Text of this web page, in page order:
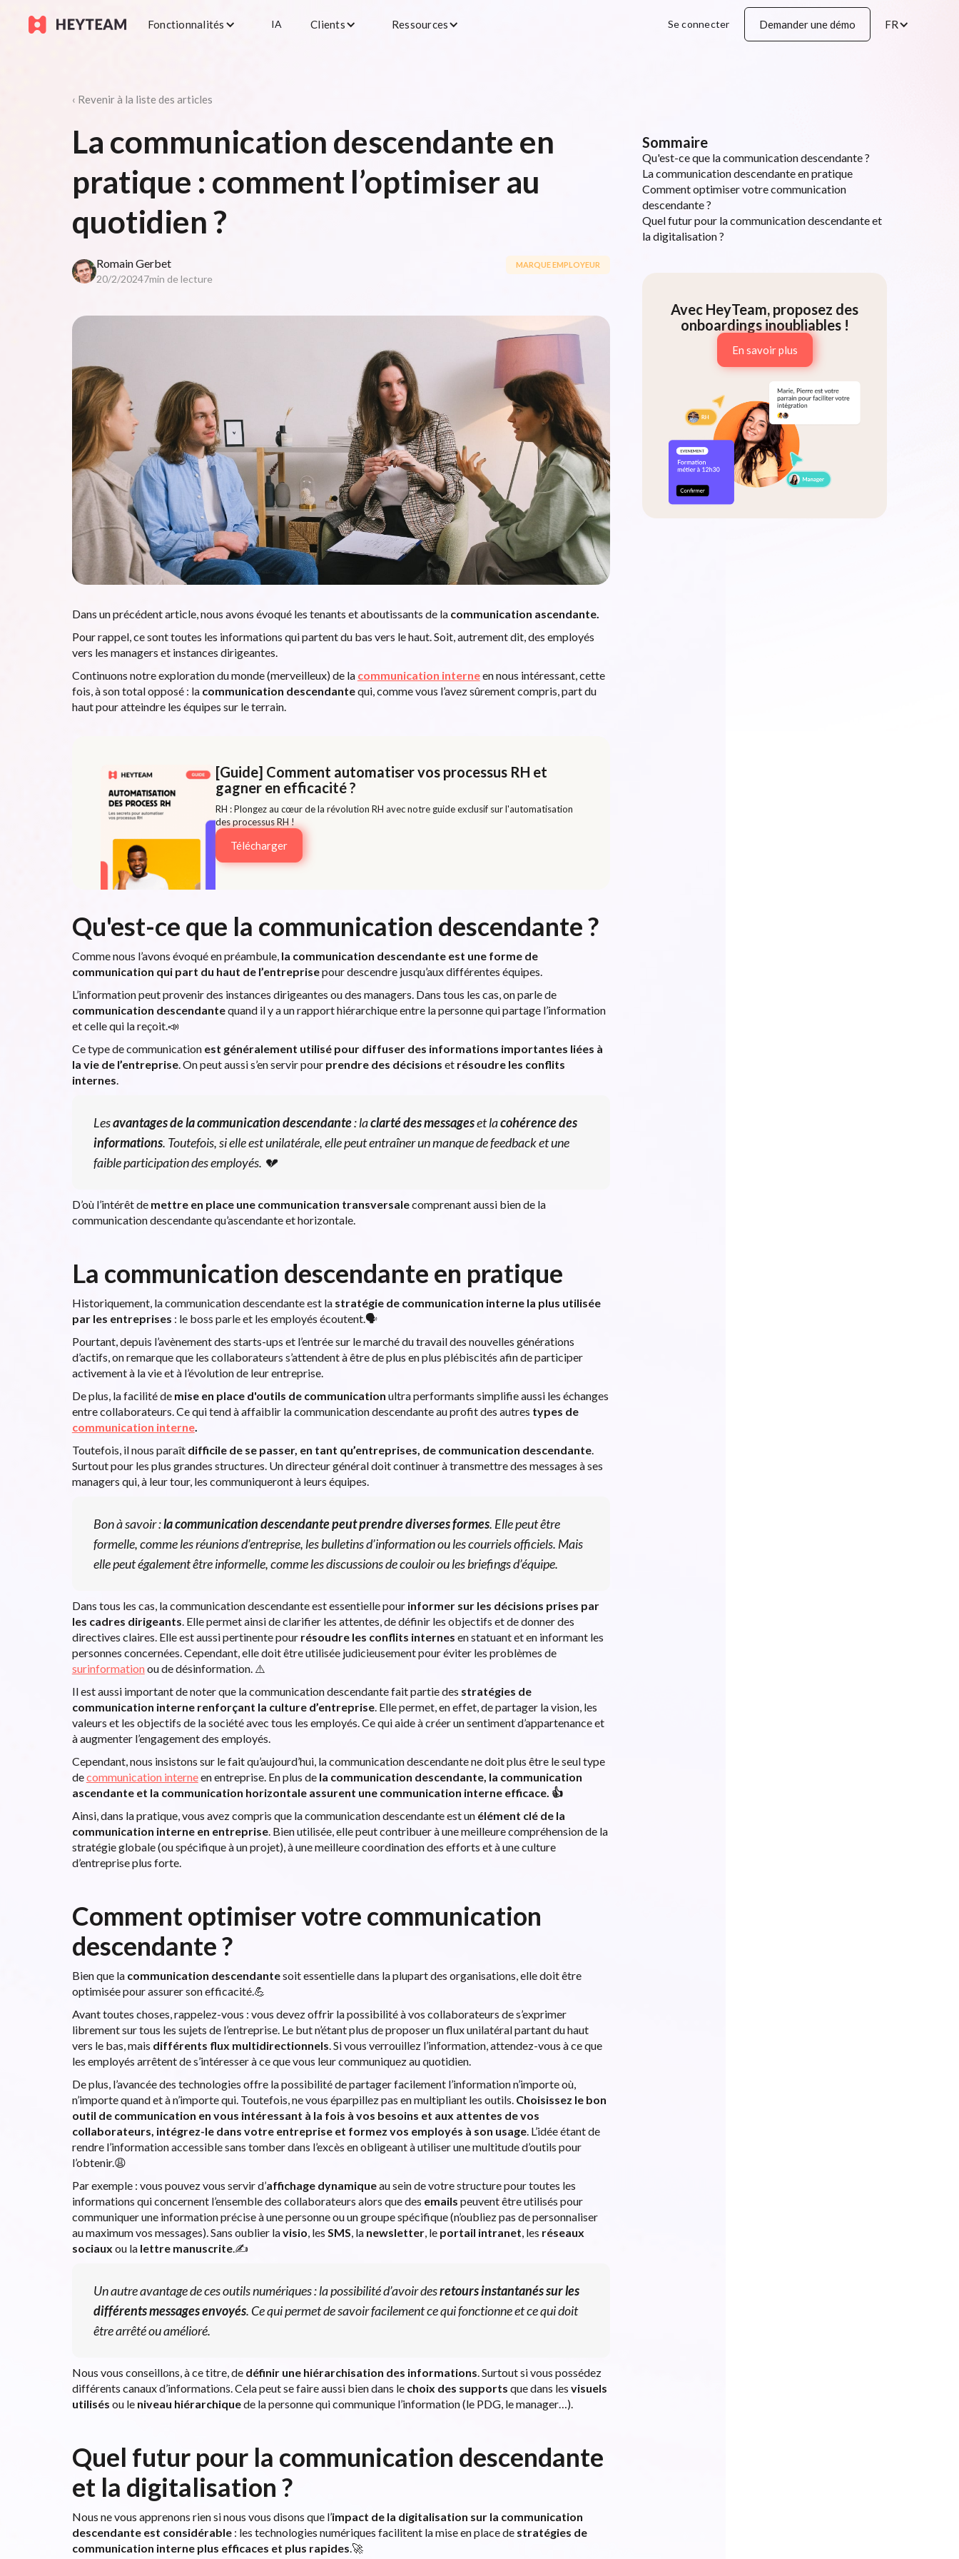
Fonctionnalités IA Clients Ressources Se connecter Demander une démo FR
Sommaire
Qu'est-ce que la communication descendante ?
La communication descendante en pratique
Comment optimiser votre communication
descendante ?
Quel futur pour la communication descendante et
la digitalisation ?
Avec HeyTeam, proposez des
onboardings inoubliables !
En savoir plus
‹ Revenir à la liste des articles
La communication descendante en
pratique : comment l’optimiser au
quotidien ?
Romain Gerbet
20/2/20247min de lecture
MARQUE EMPLOYEUR
Dans un précédent article, nous avons évoqué les tenants et aboutissants de la communication ascendante.
Pour rappel, ce sont toutes les informations qui partent du bas vers le haut. Soit, autrement dit, des employés
vers les managers et instances dirigeantes.
Continuons notre exploration du monde (merveilleux) de la communication interneen nous intéressant, cette
fois, à son total opposé : la communication descendantequi, comme vous l’avez sûrement compris, part du
haut pour atteindre les équipes sur le terrain.
[Guide] Comment automatiser vos processus RH et
gagner en efficacité ?
RH : Plongez au cœur de la révolution RH avec notre guide exclusif sur l'automatisation
des processus RH !
Télécharger
Qu'est-ce que la communication descendante ?
Comme nous l’avons évoqué en préambule, la communication descendante est une forme de
communication qui part du haut de l’entreprisepour descendre jusqu’aux différentes équipes.
L’information peut provenir des instances dirigeantes ou des managers. Dans tous les cas, on parle de
communication descendantequand il y a un rapport hiérarchique entre la personne qui partage l’information
et celle qui la reçoit.📣
Ce type de communication est généralement utilisé pour diffuser des informations importantes liées à
la vie de l’entreprise. On peut aussi s’en servir pour prendre des décisions et résoudre les conflits
internes.
Lesavantages de la communicationdescendante: laclarté des messageset lacohérence des
informations. Toutefois, si elle est unilatérale, elle peut entraîner un manque de feedback et une
faible participation des employés. 💔
D’où l’intérêt de mettre en place une communication transversalecomprenant aussi bien de la
communication descendante qu’ascendante et horizontale.
La communication descendante en pratique
Historiquement, la communication descendante est la stratégie de communication interne la plus utilisée
par les entreprises : le boss parle et les employés écoutent.🗣️
Pourtant, depuis l’avènement des starts-ups et l’entrée sur le marché du travail des nouvelles générations
d’actifs, on remarque que les collaborateurs s’attendent à être de plus en plus plébiscités afin de participer
activement à la vie et à l’évolution de leur entreprise.
De plus, la facilité de mise en place d'outils de communication ultra performants simplifie aussi les échanges
entre collaborateurs. Ce qui tend à affaiblir la communication descendante au profit des autres types de
communication interne.
Toutefois, il nous paraît difficile de se passer, en tant qu’entreprises, de communication descendante.
Surtout pour les plus grandes structures. Un directeur général doit continuer à transmettre des messages à ses
managers qui, à leur tour, les communiqueront à leurs équipes.
Bon à savoir :la communication descendante peut prendre diverses formes. Elle peut être
formelle, comme les réunions d’entreprise, les bulletins d’information ou les courriels officiels. Mais
elle peut également être informelle, comme les discussions de couloir ou les briefings d’équipe.
Dans tous les cas, la communication descendante est essentielle pourinformer sur les décisions prises par
les cadres dirigeants. Elle permet ainsi de clarifier les attentes, de définir les objectifs et de donner des
directives claires. Elle est aussi pertinente pourrésoudre les conflits internes en statuant et en informant les
personnes concernées. Cependant, elle doit être utilisée judicieusement pour éviter les problèmes de
surinformationou de désinformation. ⚠️
Il est aussi important de noter que la communication descendante fait partie des stratégies de
communication interne renforçant la culture d’entreprise. Elle permet, en effet, de partager la vision, les
valeurs et les objectifs de la société avec tous les employés. Ce qui aide à créer un sentiment d’appartenance et
à augmenter l’engagement des employés.
Cependant, nous insistons sur le fait qu’aujourd’hui, la communication descendante ne doit plus être le seul type
decommunication interneen entreprise. En plus de la communication descendante, la communication
ascendante et la communication horizontale assurent une communication interne efficace. 👍
Ainsi, dans la pratique, vous avez compris que la communication descendante est un élément clé de la
communication interne en entreprise. Bien utilisée, elle peut contribuer à une meilleure compréhension de la
stratégie globale (ou spécifique à un projet), à une meilleure coordination des efforts et à une culture
d’entreprise plus forte.
Comment optimiser votre communication
descendante ?
Bien que la communication descendantesoit essentielle dans la plupart des organisations, elle doit être
optimisée pour assurer son efficacité.💪
Avant toutes choses, rappelez-vous : vous devez offrir la possibilité à vos collaborateurs de s’exprimer
librement sur tous les sujets de l’entreprise. Le but n’étant plus de proposer un flux unilatéral partant du haut
vers le bas, mais différents flux multidirectionnels. Si vous verrouillez l’information, attendez-vous à ce que
les employés arrêtent de s’intéresser à ce que vous leur communiquez au quotidien.
De plus, l’avancée des technologies offre la possibilité de partager facilement l’information n’importe où,
n’importe quand et à n’importe qui. Toutefois, ne vous éparpillez pas en multipliant les outils. Choisissez le bon
outil de communication en vous intéressant à la fois à vos besoins et aux attentes de vos
collaborateurs, intégrez-le dans votre entreprise et formez vos employés à son usage. L’idée étant de
rendre l’information accessible sans tomber dans l’excès en obligeant à utiliser une multitude d’outils pour
l’obtenir.😩
Par exemple : vous pouvez vous servir d’affichage dynamiqueau sein de votre structure pour toutes les
informations qui concernent l’ensemble des collaborateurs alors que des emails peuvent être utilisés pour
communiquer une information précise à une personne ou un groupe spécifique (n’oubliez pas de personnaliser
au maximum vos messages). Sans oublier lavisio, les SMS, la newsletter, le portail intranet, les réseaux
sociaux ou la lettre manuscrite.✍️
Un autre avantage de ces outils numériques : la possibilité d’avoir desretours instantanés sur les
différents messages envoyés. Ce qui permet de savoir facilement ce qui fonctionne et ce qui doit
être arrêté ou amélioré.
Nous vous conseillons, à ce titre, dedéfinir une hiérarchisation des informations. Surtout si vous possédez
différents canaux d’informations. Cela peut se faire aussi bien dans le choix des supports que dans les visuels
utilisés ou le niveau hiérarchiquede la personne qui communique l’information (le PDG, le manager…).
Quel futur pour la communication descendante
et la digitalisation ?
Nous ne vous apprenons rien si nous vous disons que l’impact de la digitalisation sur la communication
descendante est considérable : les technologies numériques facilitent la mise en place de stratégies de
communication interne plus efficaces et plus rapides.🚀